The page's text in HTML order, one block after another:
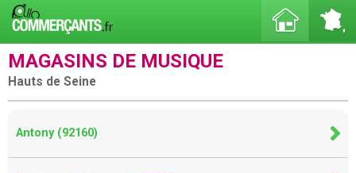
MAGASINS DE MUSIQUE
Hauts de Seine
Antony (92160)